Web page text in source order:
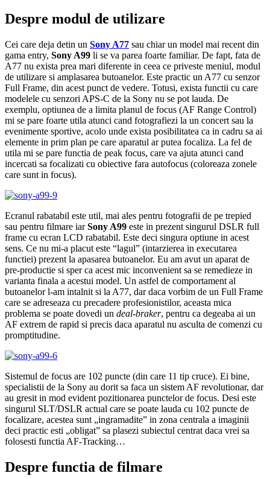
Despre modul de utilizare
Cei care deja detin un Sony A77 sau chiar un model mai recent din
gama entry, Sony A99 li se va parea foarte familiar. De fapt, fata de
A77 nu exista prea mari diferente in ceea ce priveste meniul, modul
de utilizare si amplasarea butoanelor. Este practic un A77 cu senzor
Full Frame, din acest punct de vedere. Totusi, exista functii cu care
modelele cu senzori APS-C de la Sony nu se pot lauda. De
exemplu, optiunea de a limita planul de focus (AF Range Control)
mi se pare foarte utila atunci cand fotografiezi la un concert sau la
evenimente sportive, acolo unde exista posibilitatea ca in cadru sa ai
elemente in prim plan pe care aparatul ar putea focaliza. La fel de
utila mi se pare functia de peak focus, care va ajuta atunci cand
incercati sa focalizati cu obiective fara autofocus (coloreaza zonele
care sunt in focus).
Ecranul rabatabil este util, mai ales pentru fotografii de pe trepied
sau pentru filmare iarSony A99 este in prezent singurul DSLR full
frame cu ecran LCD rabatabil. Este deci singura optiune in acest
sens. Ce nu mi-a placut este “lagul” (intarzierea in executarea
functiei) prezent la apasarea butoanelor. Eu am avut un aparat de
pre-productie si sper ca acest mic inconvenient sa se remedieze in
varianta finala a acestui model. Un astfel de comportament al
butoanelor l-am intalnit si la A77, dar daca vorbim de un Full Frame
care se adreseaza cu precadere profesionistilor, aceasta mica
problema se poate dovedi un deal-braker, pentru ca degeaba ai un
AF extrem de rapid si precis daca aparatul nu asculta de comenzi cu
promptitudine.
Sistemul de focus are 102 puncte (din care 11 tip cruce). Ei bine,
specialistii de la Sony au dorit sa faca un sistem AF revolutionar, dar
au gresit in mod evident pozitionarea punctelor de focus. Desi este
singurul SLT/DSLR actual care se poate lauda cu 102 puncte de
focalizare, acestea sunt „ingramadite” in zona centrala a imaginii
deci practic esti „obligat” sa plasezi subiectul centrat daca vrei sa
folosesti functia AF-Tracking…
Despre functia de filmare